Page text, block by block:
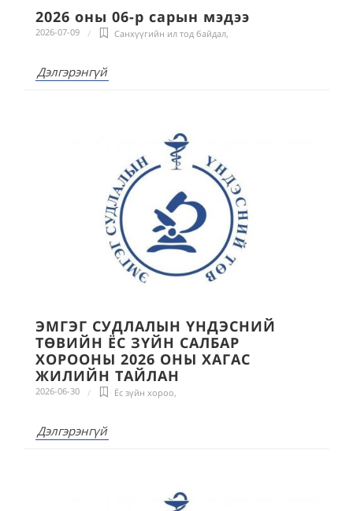
2026 оны 06-р сарын мэдээ
2026-07-09 Санхүүгийн ил тод байдал,
Дэлгэрэнгүй
ЭМГЭГ СУДЛАЛЫН ҮНДЭСНИЙ
ТӨВИЙН ЁС ЗҮЙН САЛБАР
ХОРООНЫ 2026 ОНЫ ХАГАС
ЖИЛИЙН ТАЙЛАН
2026-06-30 Ёс зүйн хороо,
Дэлгэрэнгүй